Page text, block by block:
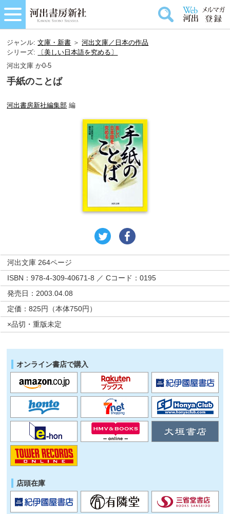
ジャンル:文庫・新書 ＞河出文庫／日本の作品
シリーズ:
〔美しい日本語を究める〕
河出文庫 か0-5
手紙のことば
河出書房新社編集部 編
河出文庫 264ページ
ISBN：978-4-309-40671-8 ／ Cコード：0195
発売日：2003.04.08
定価：825円（本体750円）
×品切・重版未定
オンライン書店で購入
店頭在庫